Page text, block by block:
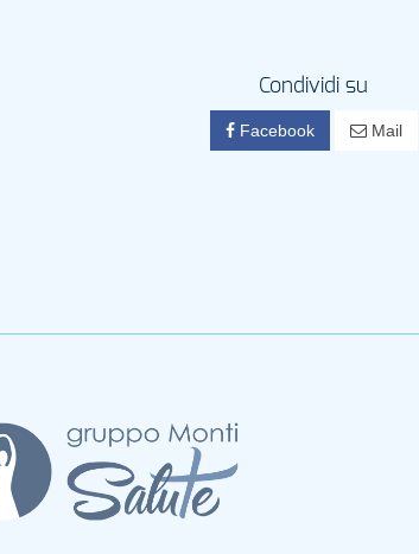
Condividi su
Facebook Mail